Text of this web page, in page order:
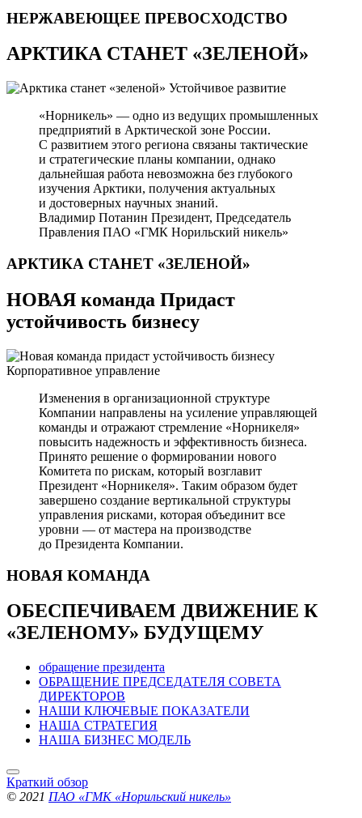
НЕРЖАВЕЮЩЕЕ ПРЕВОСХОДСТВО
АРКТИКА СТАНЕТ «ЗЕЛЕНОЙ»
Устойчивое развитие
«Норникель» — одно из ведущих промышленных
предприятий в Арктической зоне России.
С развитием этого региона связаны тактические
и стратегические планы компании, однако
дальнейшая работа невозможна без глубокого
изучения Арктики, получения актуальных
и достоверных научных знаний.
Владимир Потанин Президент, Председатель
Правления ПАО «ГМК Норильский никель»
АРКТИКА СТАНЕТ «ЗЕЛЕНОЙ»
НОВАЯ команда Придаст
устойчивость бизнесу
Корпоративное управление
Изменения в организационной структуре
Компании направлены на усиление управляющей
команды и отражают стремление «Норникеля»
повысить надежность и эффективность бизнеса.
Принято решение о формировании нового
Комитета по рискам, который возглавит
Президент «Норникеля». Таким образом будет
завершено создание вертикальной структуры
управления рисками, которая объединит все
уровни — от мастера на производстве
до Президента Компании.
НОВАЯ КОМАНДА
ОБЕСПЕЧИВАЕМ ДВИЖЕНИЕ К
«ЗЕЛЕНОМУ» БУДУЩЕМУ
обращение президента
ОБРАЩЕНИЕ ПРЕДСЕДАТЕЛЯ СОВЕТА
ДИРЕКТОРОВ
НАШИ КЛЮЧЕВЫЕ ПОКАЗАТЕЛИ
НАША СТРАТЕГИЯ
НАША БИЗНЕС МОДЕЛЬ
Краткий обзор
© 2021 ПАО «ГМК «Норильский никель»